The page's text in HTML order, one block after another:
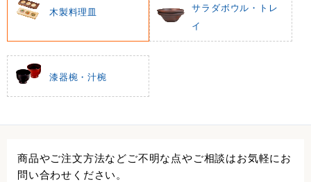
木製料理皿
サラダボウル・トレ
イ
漆器椀・汁椀
商品やご注文方法などご不明な点やご相談はお気軽にお
問い合わせください。